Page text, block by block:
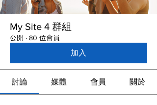
My Site 4 群組
公開 · 80 位會員
加入
討論 媒體 會員 關於